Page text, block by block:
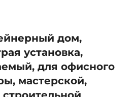
дом,
установка,
для офисного
мастерской,